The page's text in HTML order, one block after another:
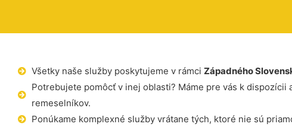
Všetky naše služby poskytujeme v rámci Západného
Potrebujete pomôcť v inej oblasti? Máme pre vás k dispozícii
remeselníkov.
Ponúkame komplexné služby vrátane tých, ktoré nie sú